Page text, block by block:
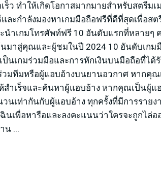
ร็ว ทำให้เกิดโอกาสมากมายสำหรับสตรีม
ละกำลังมองหาเกมมือถือฟรีที่ดีที่สุดเพื่อส
นำเกมโทรศัพท์ฟรี 10 อันดับแรกที่หลาย
มาสู่คุณและผู้ชมในปี 2024 10 อันดับเกม
เป็นเกมร่วมมือและการหักเงินบนมือถือที่ไ
วมทีมหรือผู้แอบอ้างบนยานอวกาศ หากคุ
ำเร็จและค้นหาผู้แอบอ้าง หากคุณเป็นผู้
วนเท่ากันกับผู้แอบอ้าง ทุกครั้งที่มีการรา
นเพื่อหารือและลงคะแนนว่าใครจะถูกไล่อ
น ...